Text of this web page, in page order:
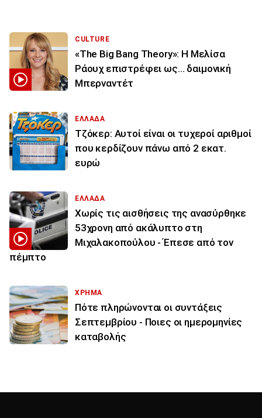
CULTURE
«The Big Bang Theory»: Η Μελίσα
Ράουχ επιστρέφει ως… δαιμονική
Μπερναντέτ
ΕΛΛΑΔΑ
Τζόκερ: Αυτοί είναι οι τυχεροί αριθμοί
που κερδίζουν πάνω από 2 εκατ.
ευρώ
ΕΛΛΑΔΑ
Χωρίς τις αισθήσεις της ανασύρθηκε
53χρονη από ακάλυπτο στη
Μιχαλακοπούλου - Έπεσε από τον
πέμπτο
ΧΡΗΜΑ
Πότε πληρώνονται οι συντάξεις
Σεπτεμβρίου - Ποιες οι ημερομηνίες
καταβολής